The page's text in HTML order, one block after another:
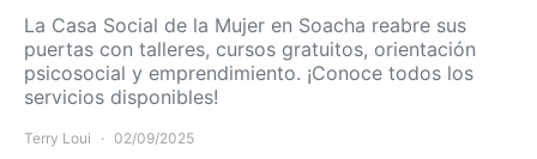
La Casa Social de la Mujer en Soacha reabre sus
puertas con talleres, cursos gratuitos, orientación
psicosocial y emprendimiento. ¡Conoce todos los
servicios disponibles!
Terry Loui 02/09/2025